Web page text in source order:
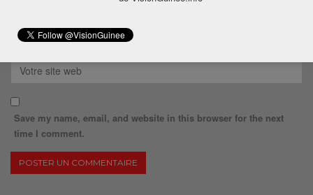
Save my name, email, and website in this browser for the next
time I comment.